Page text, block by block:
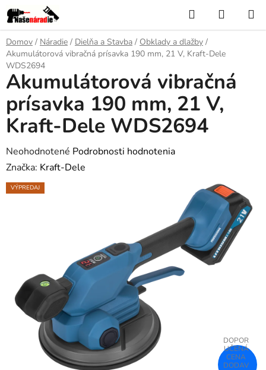
Prejsť
na
obsah
Hľadať
KOŠÍK
Domov / Náradie / Dielňa a Stavba / Obklady a dlažby /
Akumulátorová vibračná prísavka 190 mm, 21 V, Kraft-Dele
WDS2694
Akumulátorová vibračná
prísavka 190 mm, 21 V,
Kraft-Dele WDS2694
Priemerné
hodnotenie
produktu
Neohodnotené Podrobnosti hodnotenia
Značka: Kraft-Dele
VÝPREDAJ